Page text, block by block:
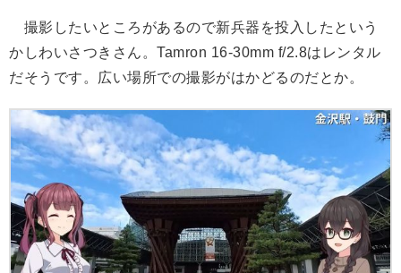
撮影したいところがあるので新兵器を投入したという
かしわいさつきさん。Tamron 16-30mm f/2.8はレンタル
だそうです。広い場所での撮影がはかどるのだとか。